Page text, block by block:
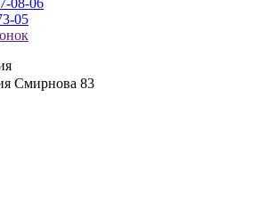
08-06
05
Смирнова 83